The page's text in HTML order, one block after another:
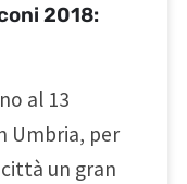
2018:
al 13
Umbria, per
un gran